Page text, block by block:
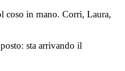
coso in mano. Corri, Laura,
sta arrivando il